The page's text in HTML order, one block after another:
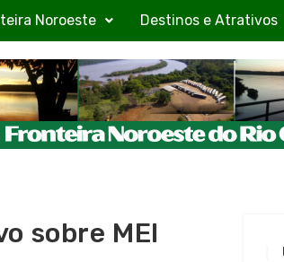
Noroeste Destinos e Atrativos
sobre MEI